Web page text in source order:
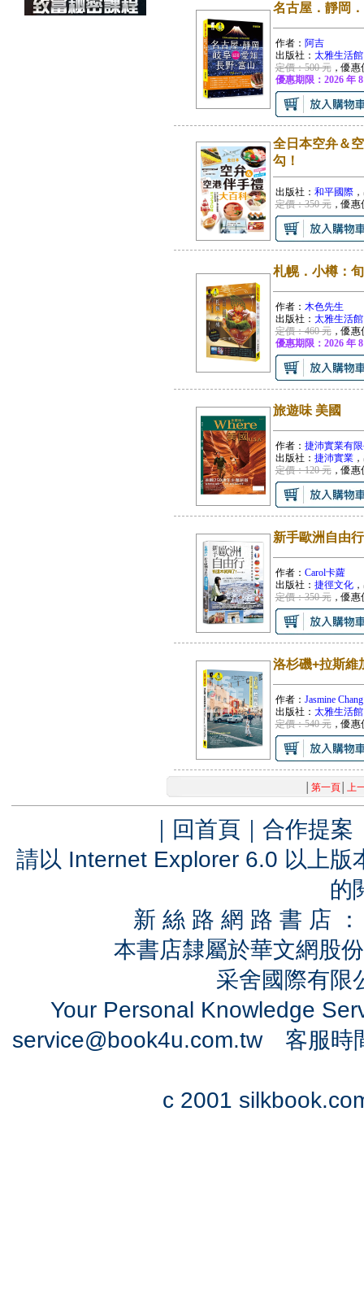
名古屋．靜岡
作者： 阿吉
出版社： 太雅生活館
定價：500 元，優惠
優惠期限：2026 年
全日本空弁＆
勾！
出版社： 和平國際
定價：350 元，優惠
札幌．小樽：
作者： 木色先生
出版社： 太雅生活館
定價：460 元，優惠
優惠期限：2026 年
旅遊味 美國
作者： 捷沛實業有
出版社： 捷沛實業
定價：120 元，優惠
新手歐洲自由
作者： Carol卡蘿
出版社： 捷徑文化
定價：350 元，優惠
洛杉磯+拉斯維
作者： Jasmine Chang
出版社： 太雅生活館
定價：540 元，優惠
第一頁│ 上
｜ 回首頁 ｜ 合作提案
請以 Internet Explorer 6.0 以上
的
新 絲 路 網 路 書 店
本書店隸屬於華文網股
采舍國際有
Your Personal Knowledge
service@book4u.com.tw客服時
c 2001